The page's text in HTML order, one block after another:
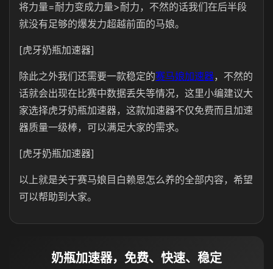
将力量=耐力变成力量>耐力，不然的话我们在后半段
就没有足够的爆发力超越前面的马娘。
[虎牙奶瓶加速器]
除此之外我们还需要一款稳定的赛马娘加速器，不然的
话就会出现在比赛中数据丢失等情况，这里小编建议大
家选择虎牙奶瓶加速器，这款加速器不仅免费而且加速
器质量一级棒，可以满足大家的需求。
[虎牙奶瓶加速器]
以上就是关于赛马娘目白赖恩怎么养的全部内容，希望
可以帮助到大家。
奶瓶加速器，免费、快速、稳定